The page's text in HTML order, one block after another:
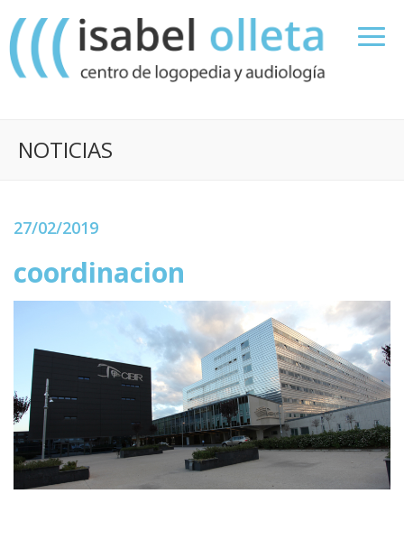
NOTICIAS
27/02/2019
coordinacion